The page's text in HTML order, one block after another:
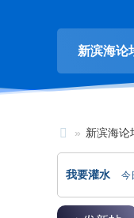
新滨海论
新
滨
海
» 新滨海论
我要灌水 今